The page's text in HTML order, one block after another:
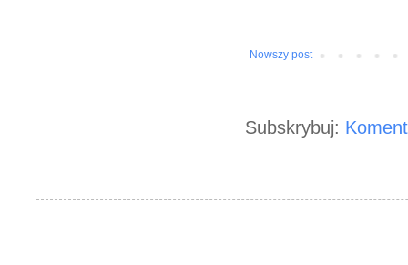
Nowszy post
Subskrybuj: